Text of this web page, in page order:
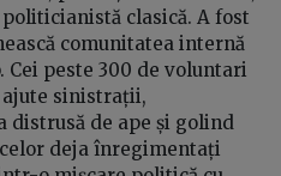
clasică. A fost
comunitatea internă
Cei peste 300 de voluntari
ajute sinistrații,
de ape și golind
deja înregimentați